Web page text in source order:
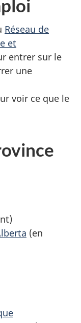
Réseau de
et
entrer sur le
une
voir ce que le
(en